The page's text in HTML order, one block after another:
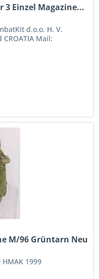
Einzel Magazine...
d.o.o. H. V.
Mail:
M/96 Grüntarn Neu
1999